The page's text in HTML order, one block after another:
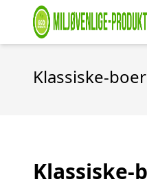
Klassiske-
Klassiske-